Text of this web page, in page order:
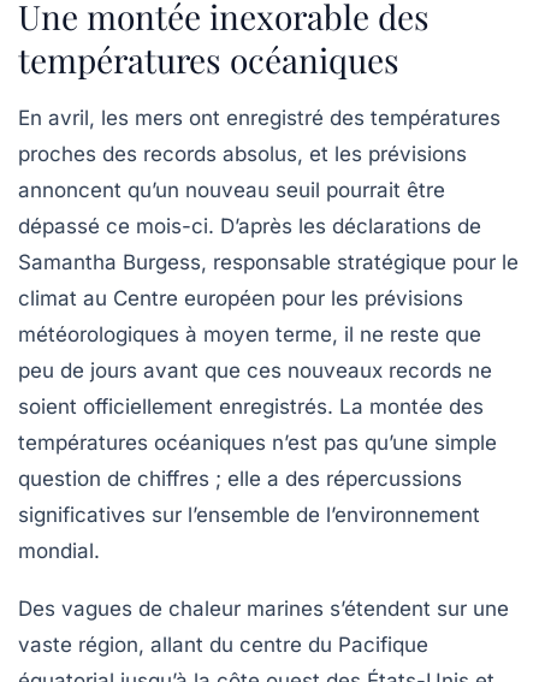
Une montée inexorable des
températures océaniques
En avril, les mers ont enregistré des températures
proches des records absolus, et les prévisions
annoncent qu’un nouveau seuil pourrait être
dépassé ce mois-ci. D’après les déclarations de
Samantha Burgess, responsable stratégique pour le
climat au Centre européen pour les prévisions
météorologiques à moyen terme, il ne reste que
peu de jours avant que ces nouveaux records ne
soient officiellement enregistrés. La montée des
températures océaniques n’est pas qu’une simple
question de chiffres ; elle a des répercussions
significatives sur l’ensemble de l’environnement
mondial.
Des vagues de chaleur marines s’étendent sur une
vaste région, allant du centre du Pacifique